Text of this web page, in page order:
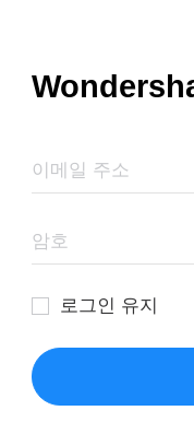
로그인 유지